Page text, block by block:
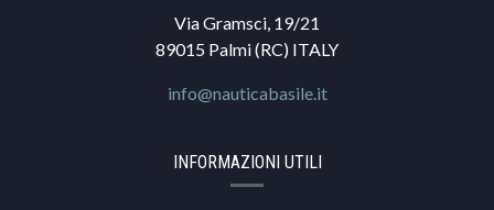
Via Gramsci, 19/21
89015 Palmi (RC) ITALY
info@nauticabasile.it
INFORMAZIONI UTILI